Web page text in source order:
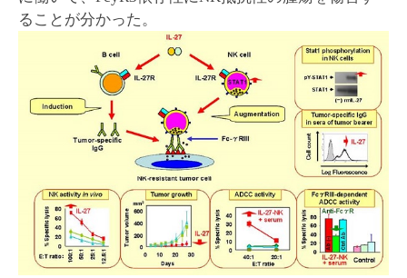
ることが分かった。